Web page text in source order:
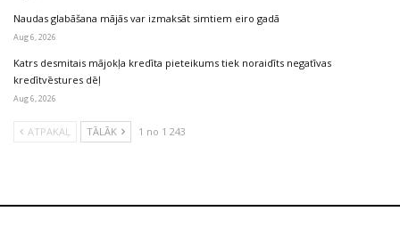
Naudas glabāšana mājās var izmaksāt simtiem eiro gadā
Aug 6, 2026
Katrs desmitais mājokļa kredīta pieteikums tiek noraidīts negatīvas
kredītvēstures dēļ
Aug 6, 2026
ATPAKAĻ TĀLĀK 1 no 1 243